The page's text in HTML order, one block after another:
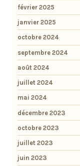
février 2025
janvier 2025
octobre 2024
septembre 2024
août 2024
juillet 2024
mai 2024
décembre 2023
octobre 2023
juillet 2023
juin 2023